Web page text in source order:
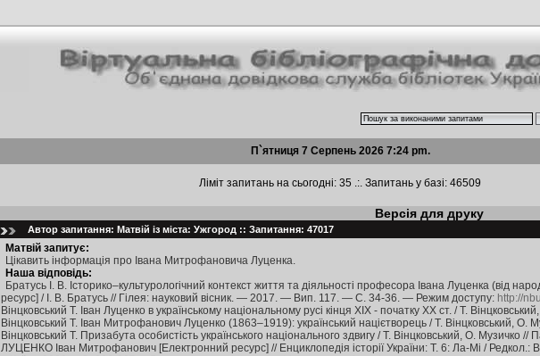
П`ятниця 7 Серпень 2026 7:24 pm.
Ліміт запитань на сьогодні: 35 .:. Запитань у базі: 46509
Версія для друку
Автор запитання: Матвій із міста: Ужгород :: Запитання: 47017
Матвій запитує:
Цікавить інформація про Івана Митрофановича Луценка.
Наша відповідь:
Братусь І. В. Історико–культурологічний контекст життя та діяльності професора Івана Луценка (від
ресурс] / І. В. Братусь // Гілея: науковий вісник. — 2017. — Вип. 117. — С. 34-36. — Режим доступу: http://
Вінцковський Т. Іван Луценко в українському національному русі кінця XIX - початку XX ст. / Т.
Вінцковський Т. Іван Митрофанович Луценко (1863–1919): український націєтворець / Т. Вінцковський,
Вінцковський Т. Призабута особистість українського національного здвигу / Т. Вінцковський, О.
ЛУЦЕНКО Іван Митрофанович [Електронний ресурс] // Енциклопедія історії України: Т. 6: Ла-Мі / Редкол.: В.